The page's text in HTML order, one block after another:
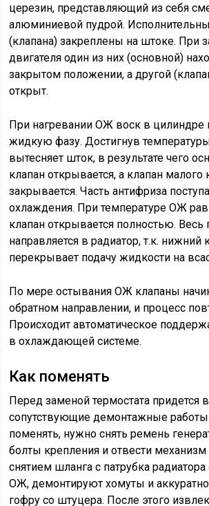
церезин, представляющий из себя
алюминиевой пудрой.
(клапана) закреплены на штоке. При
двигателя один из них (основной)
закрытом положении, а другой
открыт.
При нагревании ОЖ воск в цилиндре
жидкую фазу. Достигнув
вытесняет шток, в результате чего
клапан открывается, а клапан
закрывается. Часть антифриза
охлаждения. При температуре ОЖ
клапан открывается полностью. Весь
направляется в радиатор, т.к. нижний
перекрывает подачу жидкости на
По мере остывания ОЖ клапаны
обратном направлении, и процесс
Происходит автоматическое
в охлаждающей системе.
Как поменять
Перед заменой термостата придется
сопутствующие демонтажные
поменять, нужно снять ремень
болты крепления и отвести
снятием шланга с патрубка
ОЖ, демонтируют хомуты и
гофру со штуцера. После этого